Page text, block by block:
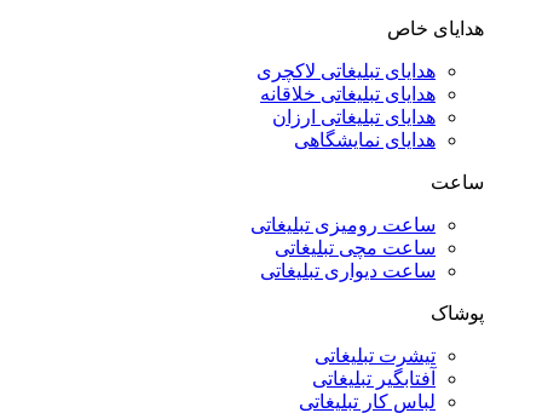
هدایای خاص
هدایای تبلیغاتی لاکچری
هدایای تبلیغاتی خلاقانه
هدایای تبلیغاتی ارزان
هدایای نمایشگاهی
ساعت
ساعت رومیزی تبلیغاتی
ساعت مچی تبلیغاتی
ساعت دیواری تبلیغاتی
پوشاک
تیشرت تبلیغاتی
آفتابگیر تبلیغاتی
لباس کار تبلیغاتی